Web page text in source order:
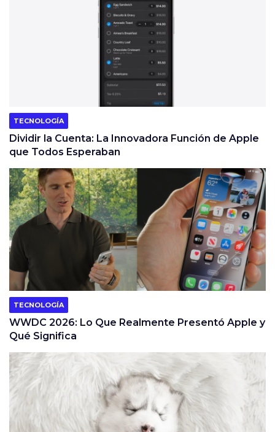
TECNOLOGÍA
Dividir la Cuenta: La Innovadora Función de Apple
que Todos Esperaban
TECNOLOGÍA
WWDC 2026: Lo Que Realmente Presentó Apple y
Qué Significa